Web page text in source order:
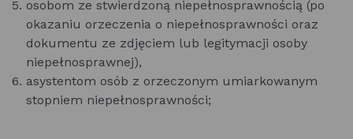
osobom ze stwierdzoną niepełnosprawnością (po
okazaniu orzeczenia o niepełnosprawności oraz
dokumentu ze zdjęciem lub legitymacji osoby
niepełnosprawnej),
asystentom osób z orzeczonym umiarkowanym
stopniem niepełnosprawności;